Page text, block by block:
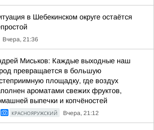
в Шебекинском округе остаётся
Вчера, 21:36
Миськов: Каждые выходные наш
превращается в большую
площадку, где воздух
ароматами свежих фруктов,
выпечки и копчёностей
КРАСНОЯРУЖСКИЙ Вчера, 21:12